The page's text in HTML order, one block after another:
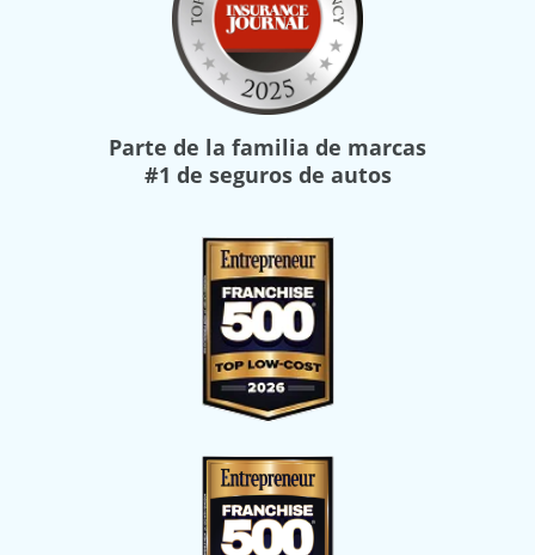
Parte de la familia de marcas
#1 de seguros de autos